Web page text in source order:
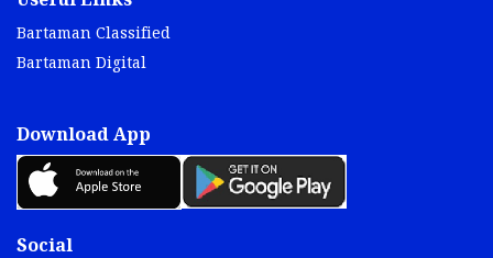
Bartaman Classified
Bartaman Digital
Download App
Social